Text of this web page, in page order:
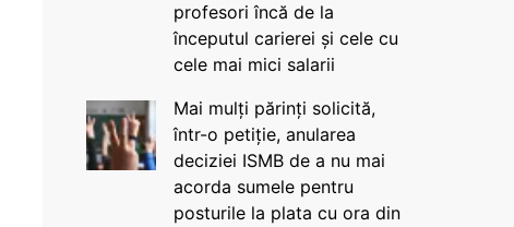
profesori încă de la
începutul carierei și cele cu
cele mai mici salarii
Mai mulți părinți solicită,
într-o petiție, anularea
deciziei ISMB de a nu mai
acorda sumele pentru
posturile la plata cu ora din